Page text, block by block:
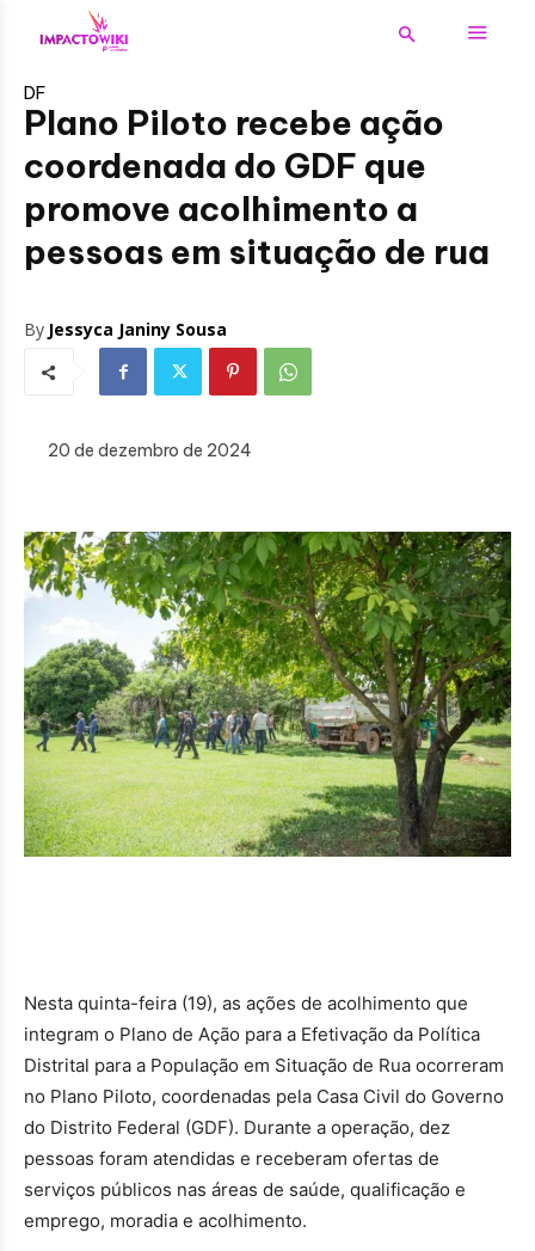
DF
Plano Piloto recebe ação
coordenada do GDF que
promove acolhimento a
pessoas em situação de rua
By Jessyca Janiny Sousa
20 de dezembro de 2024
Nesta quinta-feira (19), as ações de acolhimento que
integram o Plano de Ação para a Efetivação da Política
Distrital para a População em Situação de Rua ocorreram
no Plano Piloto, coordenadas pela Casa Civil do Governo
do Distrito Federal (GDF). Durante a operação, dez
pessoas foram atendidas e receberam ofertas de
serviços públicos nas áreas de saúde, qualificação e
emprego, moradia e acolhimento.